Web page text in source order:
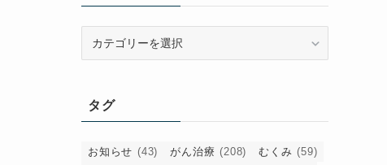
ータグ
お知らせ (43) がん治療 (208) むくみ (59)